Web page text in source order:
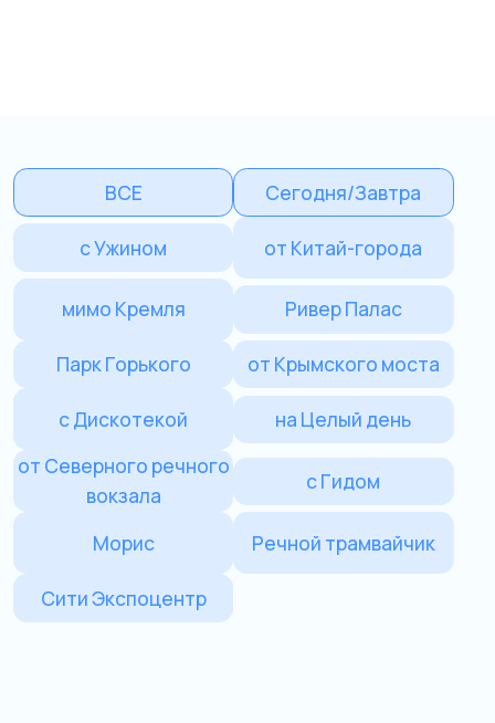
мимо Кремля Ривер Палас
Парк Горького от Крымского моста
с Дискотекой
на Целый день
от Северного речного
с Гидом
Морис Речной трамвайчик
Сити Экспоцентр